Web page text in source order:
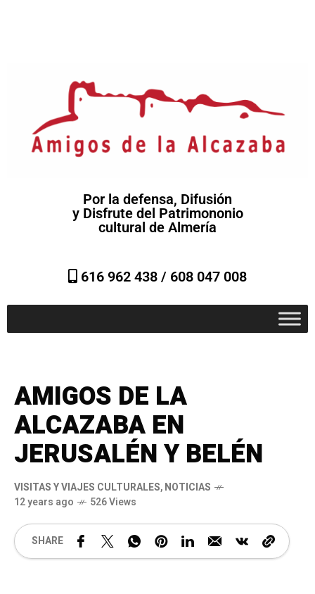
Por la defensa, Difusión
y Disfrute del Patrimononio
cultural de Almería
616 962 438 / 608 047 008
AMIGOS DE LA
ALCAZABA EN
JERUSALÉN Y BELÉN
VISITAS Y VIAJES CULTURALES,NOTICIAS
12 years ago
526 Views
SHARE